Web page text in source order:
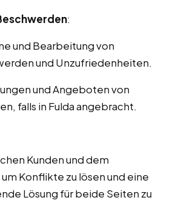
:
und Bearbeitung von
und Unzufriedenheiten.
und Angeboten von
falls in Fulda angebracht.
Kunden und dem
Konflikte zu lösen und eine
Lösung für beide Seiten zu